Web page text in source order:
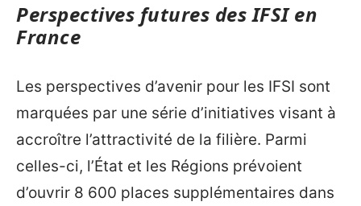
Perspectives futures des IFSI en
France
Les perspectives d’avenir pour les IFSI sont
marquées par une série d’initiatives visant à
accroître l’attractivité de la filière. Parmi
celles-ci, l’État et les Régions prévoient
d’ouvrir 8 600 places supplémentaires dans